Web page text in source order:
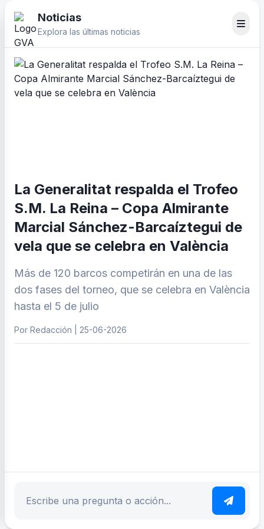
Noticias
Explora las últimas noticias
La Generalitat respalda el Trofeo
S.M. La Reina – Copa Almirante
Marcial Sánchez-Barcaíztegui de
vela que se celebra en València
Más de 120 barcos competirán en una de las
dos fases del torneo, que se celebra en València
hasta el 5 de julio
Por Redacción | 25-06-2026
Escribe tu pregunta